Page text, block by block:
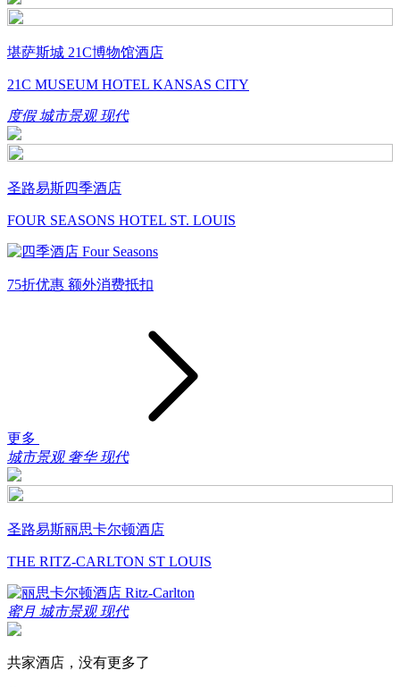
堪萨斯城 21C博物馆酒店
21C MUSEUM HOTEL KANSAS CITY
度假 城市景观 现代
圣路易斯四季酒店
FOUR SEASONS HOTEL ST. LOUIS
75折优惠 额外消费抵扣
更多
城市景观 奢华 现代
圣路易斯丽思卡尔顿酒店
THE RITZ-CARLTON ST LOUIS
蜜月 城市景观 现代
共家酒店，没有更多了